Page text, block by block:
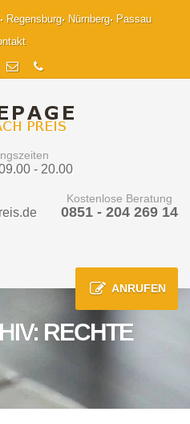
Regensburg Nürnberg
Passau
- 20.00
Kostenlose Beratung
0851 - 204 269 14
ANRUFEN
RECHTE